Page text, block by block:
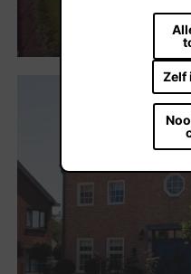
Zelf